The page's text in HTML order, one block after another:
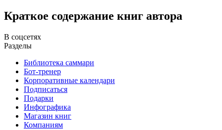
Краткое содержание книг автора
В соцсетях
Разделы
Библиотека саммари
Бот-тренер
Корпоративные календари
Подписаться
Подарки
Инфографика
Магазин книг
Компаниям